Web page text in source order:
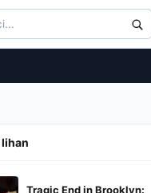
Tragic End in Brooklyn: